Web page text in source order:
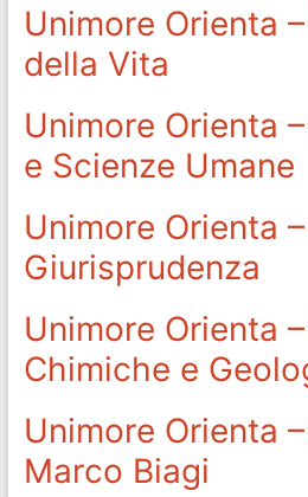
Unimore Orienta
della Vita
Unimore Orienta
e Scienze Umane
Unimore Orienta –
Giurisprudenza
Unimore Orienta
Chimiche e
Unimore Orienta
Marco Biagi